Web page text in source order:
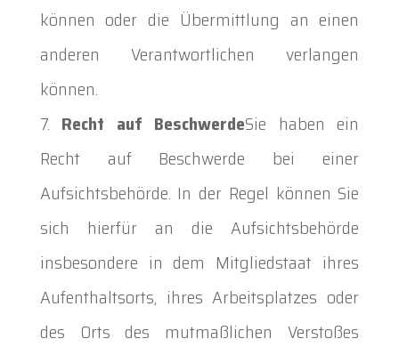
können oder die Übermittlung an einen
anderen Verantwortlichen verlangen
können.
Recht auf BeschwerdeSie haben ein
Recht auf Beschwerde bei einer
Aufsichtsbehörde. In der Regel können Sie
sich hierfür an die Aufsichtsbehörde
insbesondere in dem Mitgliedstaat ihres
Aufenthaltsorts, ihres Arbeitsplatzes oder
des Orts des mutmaßlichen Verstoßes